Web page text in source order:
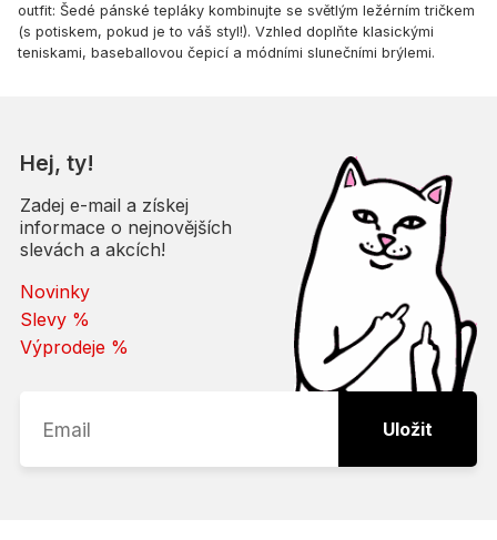
outfit: Šedé pánské tepláky kombinujte se světlým ležérním tričkem
(s potiskem, pokud je to váš styl!). Vzhled doplňte klasickými
teniskami, baseballovou čepicí a módními slunečními brýlemi.
Hej, ty!
Zadej e-mail a získej
informace o nejnovějších
slevách a akcích!
Novinky
Slevy %
Výprodeje %
Uložit